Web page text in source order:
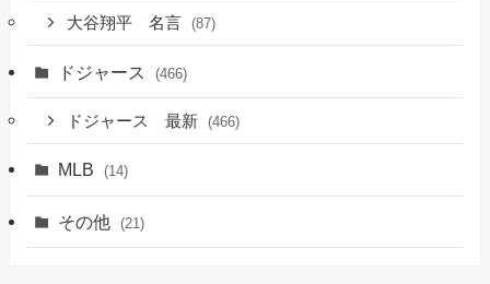
大谷翔平 名言 (87)
ドジャース (466)
ドジャース 最新 (466)
MLB (14)
その他 (21)